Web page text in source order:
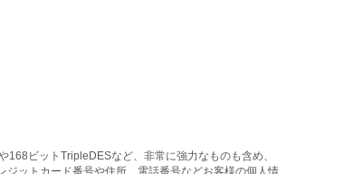
ビットTripleDESなど、非常に強力なものも含め、